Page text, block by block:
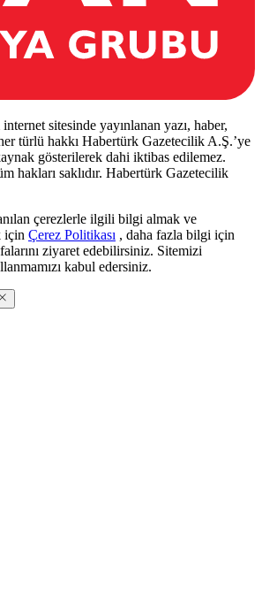
sitesinde yayınlanan yazı, haber,
türlü hakkı Habertürk Gazetecilik A.Ş.’ye
gösterilerek dahi iktibas edilemez.
hakları saklıdır. Habertürk Gazetecilik
çerezlerle ilgili bilgi almak ve
için Çerez Politikası , daha fazla bilgi için
ziyaret edebilirsiniz. Sitemizi
kabul edersiniz.